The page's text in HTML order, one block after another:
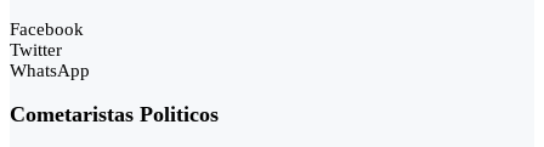
Facebook
Twitter
WhatsApp
Cometaristas Politicos